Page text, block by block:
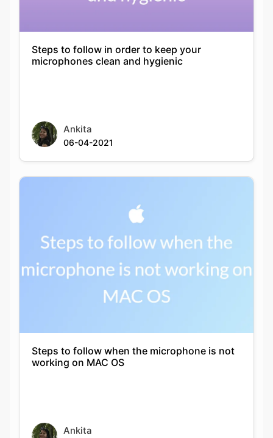
Steps to follow in order to keep your
microphones clean and hygienic
Ankita
06-04-2021
Steps to follow when the microphone is not
working on MAC OS
Ankita